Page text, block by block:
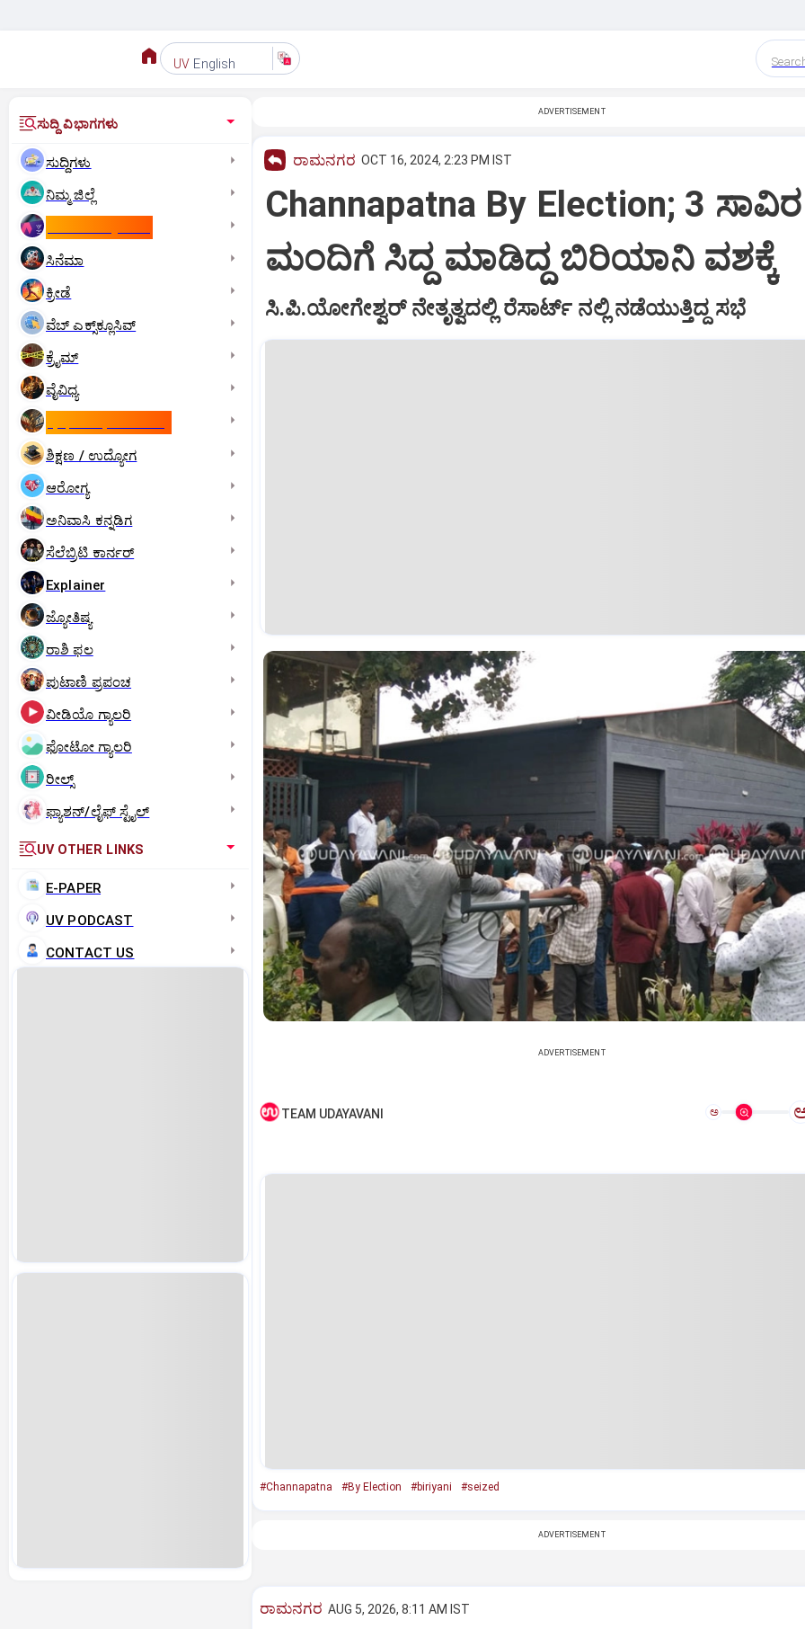
UV English
ಸುದ್ದಿ ವಿಭಾಗಗಳು
ಸುದ್ದಿಗಳು
ನಿಮ್ಮ ಜಿಲ್ಲೆ
ಸಿನೆಮಾ
ಕ್ರೀಡೆ
ವೆಬ್ ಎಕ್ಸ್‌ಕ್ಲೂಸಿವ್
ಕ್ರೈಮ್
ವೈವಿಧ್ಯ
ಶಿಕ್ಷಣ / ಉದ್ಯೋಗ
ಆರೋಗ್ಯ
ಅನಿವಾಸಿ ಕನ್ನಡಿಗ
ಸೆಲೆಬ್ರಿಟಿ ಕಾರ್ನರ್‌
Explainer
ಜ್ಯೋತಿಷ್ಯ
ರಾಶಿ ಫಲ
ಪುಟಾಣಿ ಪ್ರಪಂಚ
ವೀಡಿಯೊ ಗ್ಯಾಲರಿ
ಫೋಟೋ ಗ್ಯಾಲರಿ
ರೀಲ್ಸ್
ಫ್ಯಾಶನ್/ಲೈಫ್‌ ಸ್ಟೈಲ್
UV OTHER LINKS
E-PAPER
UV PODCAST
CONTACT US
ADVERTISEMENT
ರಾಮನಗರ OCT 16, 2024, 2:23 PM IST
Channapatna By Election; 3 ಸಾವಿರ
ಮಂದಿಗೆ ಸಿದ್ದ ಮಾಡಿದ್ದ ಬಿರಿಯಾನಿ ವಶಕ್ಕೆ
ಸಿ.ಪಿ.ಯೋಗೇಶ್ವರ್ ನೇತೃತ್ವದಲ್ಲಿ ರೆಸಾರ್ಟ್ ನಲ್ಲಿ ನಡೆಯುತ್ತಿದ್ದ ಸಭೆ
ADVERTISEMENT
TEAM UDAYAVANI ಅ
#Channapatna #By Election #biriyani #seized
ADVERTISEMENT
ರಾಮನಗರ AUG 5, 2026, 8:11 AM IST